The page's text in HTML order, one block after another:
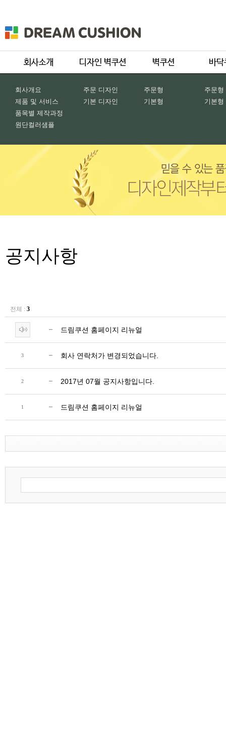
회사개요
제품 및 서비스
품목별 제작과정
원단컬러샘플
주문 디자인
기본 디자인
주문형
기본형
주문형
기본형
공지사항
전체 : 3
드림쿠션 홈페이지 리뉴얼
3 회사 연락처가 변경되었습니다.
2 2017년 07월 공지사항입니다.
1 드림쿠션 홈페이지 리뉴얼